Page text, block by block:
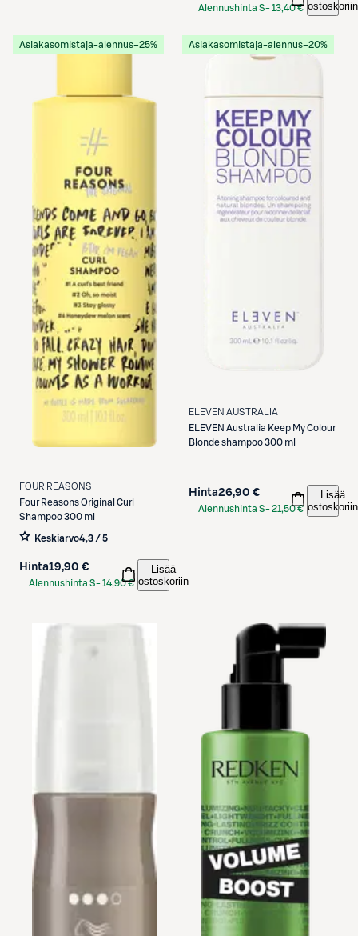
Alennushinta S-13,40 € ostoskoriin
Asiakasomistaja-alennus−25%
FOUR REASONS
Four ReasonsOriginal Curl
Shampoo 300 ml
Keskiarvo4,3 / 5
Hinta19,90 €
Alennushinta S-14,90 €
Lisää
ostoskoriin
Asiakasomistaja-alennus−20%
ELEVEN AUSTRALIA
ELEVEN Australia Keep My Colour
Blonde shampoo 300 ml
Hinta26,90 €
Alennushinta S-21,50 €
Lisää
ostoskoriin